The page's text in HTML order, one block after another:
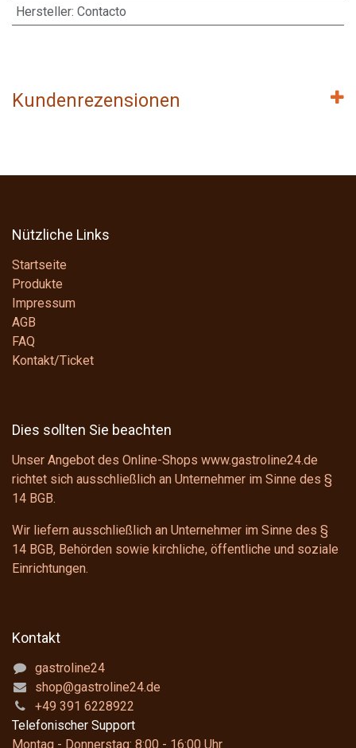
Hersteller: Contacto
Kundenrezensionen
Nützliche Links
Startseite
Produkte
Impressum
AGB
FAQ
Kontakt/Ticket
Dies sollten Sie beachten
Unser Angebot des Online-Shops www.gastroline24.de
richtet sich ausschließlich an Unternehmer im Sinne des §
14 BGB.
Wir liefern ausschließlich an Unternehmer im Sinne des §
14 BGB, Behörden sowie kirchliche, öffentliche und soziale
Einrichtungen.
Kontakt
gastroline24
shop@gastroline24.de
+49 391 6228922
Telefonischer Support
Montag - Donnerstag: 8:00 - 16:00 Uhr